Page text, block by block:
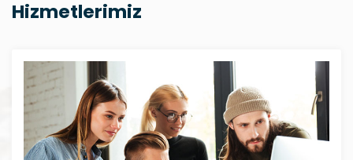
Hizmetlerimiz